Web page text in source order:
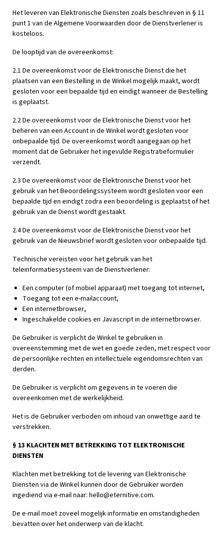
Het leveren van Elektronische Diensten zoals beschreven in § 11
punt 1 van de Algemene Voorwaarden door de Dienstverlener is
kosteloos.
De looptijd van de overeenkomst:
2.1 De overeenkomst voor de Elektronische Dienst die het
plaatsen van een Bestelling in de Winkel mogelijk maakt, wordt
gesloten voor een bepaalde tijd en eindigt wanneer de Bestelling
is geplaatst.
2.2 De overeenkomst voor de Elektronische Dienst voor het
beheren van een Account in de Winkel wordt gesloten voor
onbepaalde tijd. De overeenkomst wordt aangegaan op het
moment dat de Gebruiker het ingevulde Registratieformulier
verzendt.
2.3 De overeenkomst voor de Elektronische Dienst voor het
gebruik van het Beoordelingssysteem wordt gesloten voor een
bepaalde tijd en eindigt zodra een beoordeling is geplaatst of het
gebruik van de Dienst wordt gestaakt.
2.4 De overeenkomst voor de Elektronische Dienst voor het
gebruik van de Nieuwsbrief wordt gesloten voor onbepaalde tijd.
Technische vereisten voor het gebruik van het
teleinformatiesysteem van de Dienstverlener:
Een computer (of mobiel apparaat) met toegang tot internet,
Toegang tot een e-mailaccount,
Een internetbrowser,
Ingeschakelde cookies en Javascript in de internetbrowser.
De Gebruiker is verplicht de Winkel te gebruiken in
overeenstemming met de wet en goede zeden, met respect voor
de persoonlijke rechten en intellectuele eigendomsrechten van
derden.
De Gebruiker is verplicht om gegevens in te voeren die
overeenkomen met de werkelijkheid.
Het is de Gebruiker verboden om inhoud van onwettige aard te
verstrekken.
§ 13 KLACHTEN MET BETREKKING TOT ELEKTRONISCHE
DIENSTEN
Klachten met betrekking tot de levering van Elektronische
Diensten via de Winkel kunnen door de Gebruiker worden
ingediend via e-mail naar: hello@eternitive.com.
De e-mail moet zoveel mogelijk informatie en omstandigheden
bevatten over het onderwerp van de klacht.